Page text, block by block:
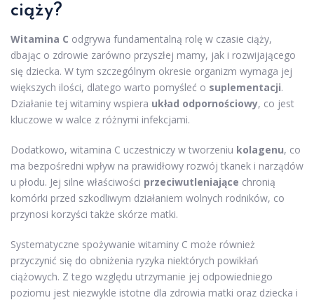
ciąży?
Witamina C odgrywa fundamentalną rolę w czasie ciąży,
dbając o zdrowie zarówno przyszłej mamy, jak i rozwijającego
się dziecka. W tym szczególnym okresie organizm wymaga jej
większych ilości, dlatego warto pomyśleć o suplementacji.
Działanie tej witaminy wspiera układ odpornościowy, co jest
kluczowe w walce z różnymi infekcjami.
Dodatkowo, witamina C uczestniczy w tworzeniu kolagenu, co
ma bezpośredni wpływ na prawidłowy rozwój tkanek i narządów
u płodu. Jej silne właściwości przeciwutleniające chronią
komórki przed szkodliwym działaniem wolnych rodników, co
przynosi korzyści także skórze matki.
Systematyczne spożywanie witaminy C może również
przyczynić się do obniżenia ryzyka niektórych powikłań
ciążowych. Z tego względu utrzymanie jej odpowiedniego
poziomu jest niezwykle istotne dla zdrowia matki oraz dziecka i